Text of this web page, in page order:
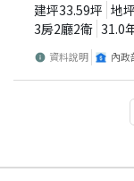
建坪33.59坪 地坪
3房2廳2衛 31.0
資料說明 內政